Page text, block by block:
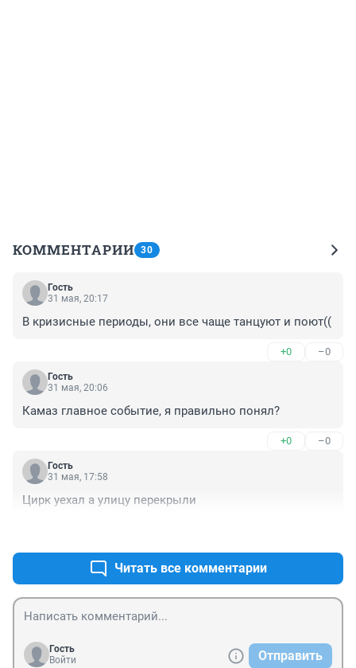
КОММЕНТАРИИ 30
Гость
31 мая, 20:17
В кризисные периоды, они все чаще танцуют и поют((
+0 –0
Гость
31 мая, 20:06
Камаз главное событие, я правильно понял?
+0 –0
Гость
31 мая, 17:58
Цирк уехал а улицу перекрыли
Читать все комментарии
Гость
Войти
Отправить